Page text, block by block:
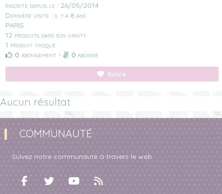
Inscrite depuis le : 26/05/2014
Dernière visite : il y a 8 ans
PARIS
12 produits dans son vanity
1 produit troqué
0 abonnement - 0 abonné
Suivre
Aucun résultat
COMMUNAUTÉ
Suivez notre communauté à travers le web.